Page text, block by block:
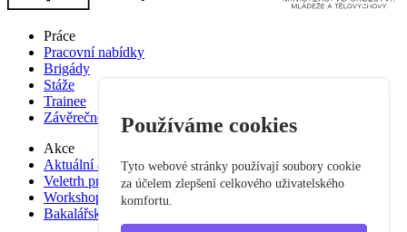
Práce
Pracovní nabídky
Brigády
Stáže
Trainee
Závěrečné práce
Akce
Aktuální akce
Veletrh pracovních příležitostí
Workshop studium pro praxi
Bakalářská praxe
Používáme cookies
Tyto webové stránky používají soubory cookie
za účelem zlepšení celkového uživatelského
komfortu.